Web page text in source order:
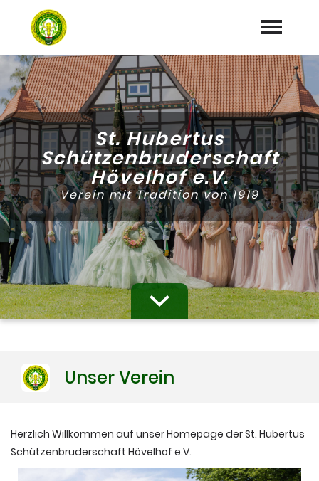
Startseite
News
Verein expand_more
Termine
Vereinskalender
Abteilungenexpand_more
Sponsoren
Galerie
St. Hubertus
Schützenbruderschaft
Hövelhof e.V.
Verein mit Tradition von 1919
Unser Verein
Herzlich Willkommen auf unser Homepage der St. Hubertus
Schützenbruderschaft Hövelhof e.V.